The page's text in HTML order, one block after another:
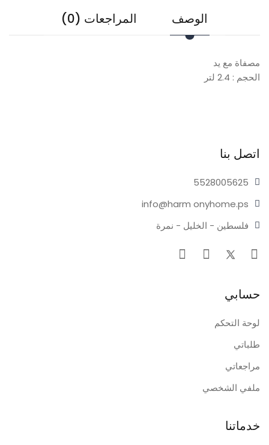
الوصف المراجعات (0)
مصفاة مع يد
الحجم : 2.4 لتر
اتصل بنا
05625
55280
info@harm onyhome.ps
فلسطين - الخليل - نمرة
حسابي
لوحة التحكم
طلباتي
مراجعاتي
ملفي الشخصي
خدماتنا